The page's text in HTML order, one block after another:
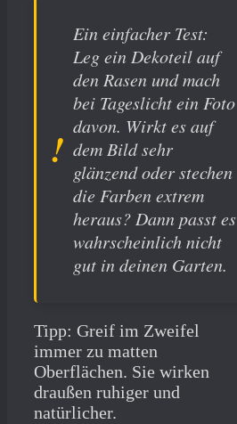
Ein einfacher Test:
Leg ein Dekoteil auf
den Rasen und mach
bei Tageslicht ein Foto
davon. Wirkt es auf
dem Bild sehr
glänzend oder stechen
die Farben extrem
heraus? Dann passt es
wahrscheinlich nicht
gut in deinen Garten.
Tipp: Greif im Zweifel
immer zu matten
Oberflächen. Sie wirken
draußen ruhiger und
natürlicher.